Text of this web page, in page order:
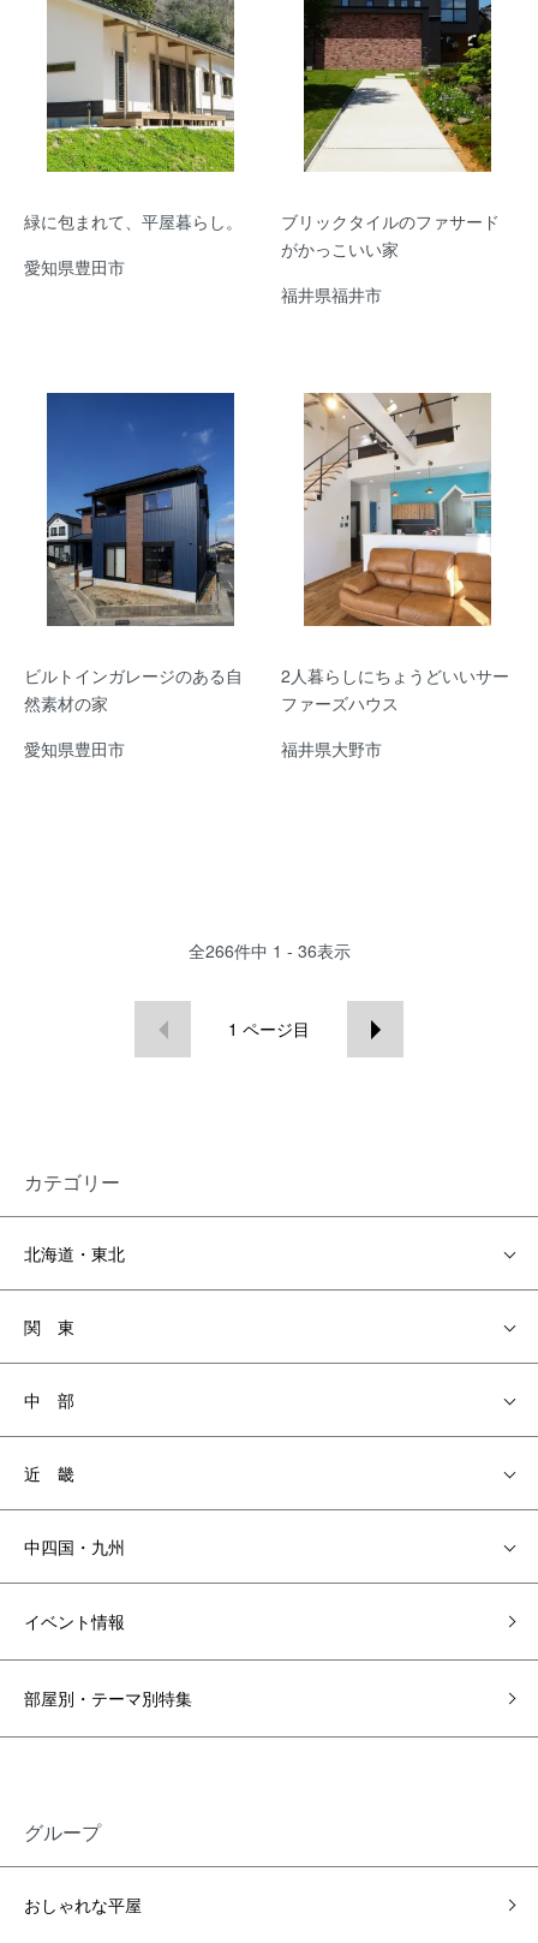
緑に包まれて、平屋暮らし。
愛知県豊田市
ブリックタイルのファサード
がかっこいい家
福井県福井市
ビルトインガレージのある自
然素材の家
愛知県豊田市
2人暮らしにちょうどいいサー
ファーズハウス
福井県大野市
全266件中 1 - 36表示
1 ページ目
カテゴリー
北海道・東北
関 東
中 部
近 畿
中四国・九州
イベント情報
部屋別・テーマ別特集
グループ
おしゃれな平屋